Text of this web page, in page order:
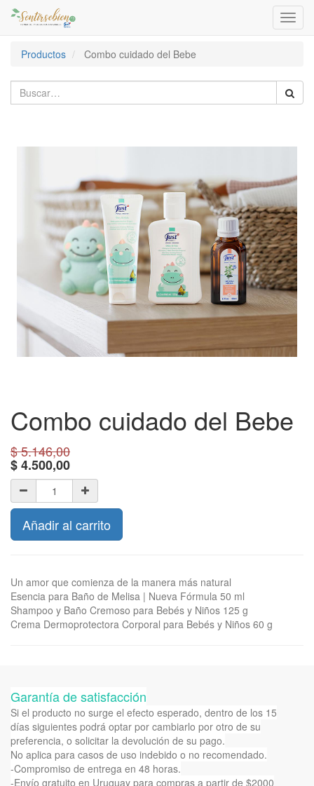
Productos
Combo cuidado del Bebe
Combo cuidado del Bebe
$5.146,00
$4.500,00
Añadir al carrito
Un amor que comienza de la manera más natural
Esencia para Baño de Melisa | Nueva Fórmula 50 ml
Shampoo y Baño Cremoso para Bebés y Niños 125 g
Crema Dermoprotectora Corporal para Bebés y Niños 60 g
Garantía de satisfacción
Si el producto no surge el efecto esperado, dentro de los 15
días siguientes podrá optar por cambiarlo por otro de su
preferencia, o solicitar la devolución de su pago.
No aplica para casos de uso indebido o no recomendado.
-Compromiso de entrega en 48 horas.
-Envío gratuito en Uruguay para compras a partir de $2000